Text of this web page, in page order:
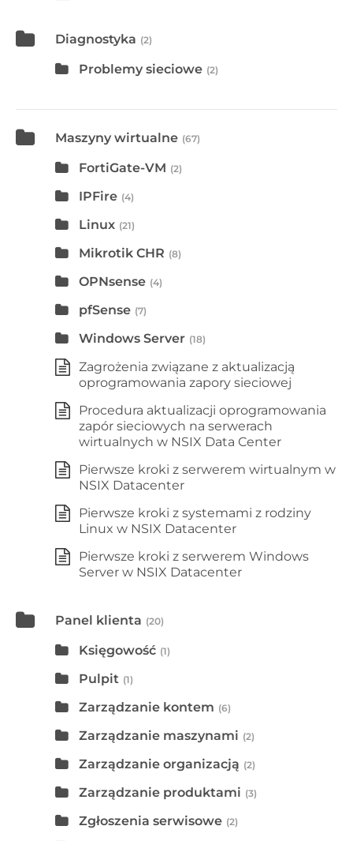
Diagnostyka (2)
Problemy sieciowe (2)
Maszyny wirtualne (67)
FortiGate-VM (2)
IPFire (4)
Linux (21)
Mikrotik CHR (8)
OPNsense (4)
pfSense (7)
Windows Server (18)
Zagrożenia związane z aktualizacją
oprogramowania zapory sieciowej
Procedura aktualizacji oprogramowania
zapór sieciowych na serwerach
wirtualnych w NSIX Data Center
Pierwsze kroki z serwerem wirtualnym w
NSIX Datacenter
Pierwsze kroki z systemami z rodziny
Linux w NSIX Datacenter
Pierwsze kroki z serwerem Windows
Server w NSIX Datacenter
Panel klienta (20)
Księgowość (1)
Pulpit (1)
Zarządzanie kontem (6)
Zarządzanie maszynami (2)
Zarządzanie organizacją (2)
Zarządzanie produktami (3)
Zgłoszenia serwisowe (2)